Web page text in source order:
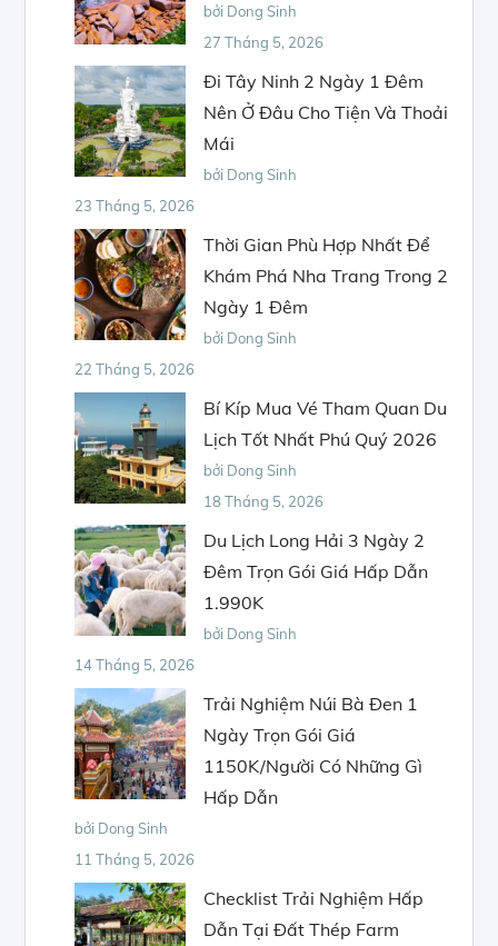
bởi Dong Sinh
27 Tháng 5, 2026
Đi Tây Ninh 2 Ngày 1 Đêm
Nên Ở Đâu Cho Tiện Và Thoải
Mái
bởi Dong Sinh
23 Tháng 5, 2026
Thời Gian Phù Hợp Nhất Để
Khám Phá Nha Trang Trong 2
Ngày 1 Đêm
bởi Dong Sinh
22 Tháng 5, 2026
Bí Kíp Mua Vé Tham Quan Du
Lịch Tốt Nhất Phú Quý 2026
bởi Dong Sinh
18 Tháng 5, 2026
Du Lịch Long Hải 3 Ngày 2
Đêm Trọn Gói Giá Hấp Dẫn
1.990K
bởi Dong Sinh
14 Tháng 5, 2026
Trải Nghiệm Núi Bà Đen 1
Ngày Trọn Gói Giá
1150K/Người Có Những Gì
Hấp Dẫn
bởi Dong Sinh
11 Tháng 5, 2026
Checklist Trải Nghiệm Hấp
Dẫn Tại Đất Thép Farm